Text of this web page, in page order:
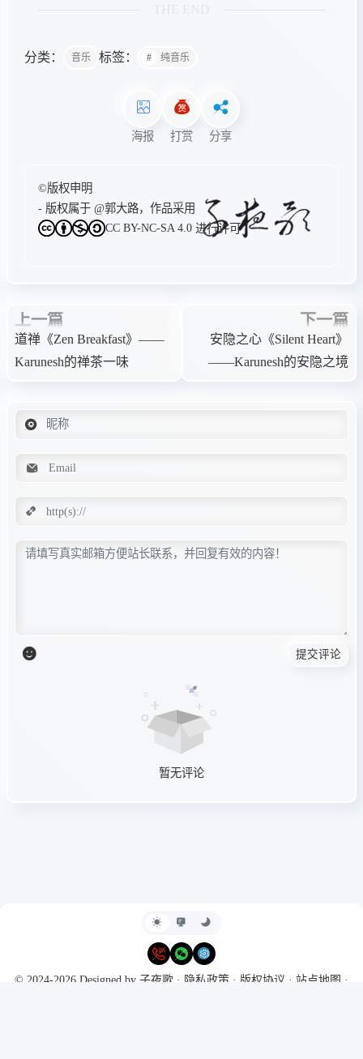
分类： 音乐 标签： 纯音乐
海报 打赏 分享
©版权申明
- 版权属于 @郭大路，作品采用
CC BY-NC-SA 4.0 进行许可
上一篇
道禅《Zen Breakfast》——
Karunesh的禅茶一味
下一篇
安隐之心《Silent Heart》
——Karunesh的安隐之境
提交评论
暂无评论
© 2024-2026 Designed by 子夜歌 · 隐私政策 · 版权协议 · 站点地图 ·